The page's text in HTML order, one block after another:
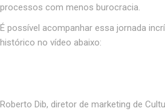
processos com menos burocracia.
É possível acompanhar essa jornada
histórico no vídeo abaixo:
Roberto Dib, diretor de marketing de